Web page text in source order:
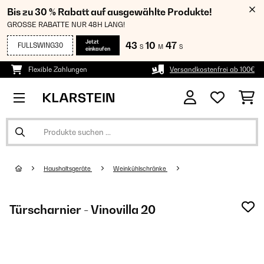
Bis zu 30 % Rabatt auf ausgewählte Produkte!
GROSSE RABATTE NUR 48H LANG!
FULLSWING30
Jetzt
einkaufen
43 S 10 M 46 S
Flexible Zahlungen Versandkostenfrei ab 100€
Haushaltsgeräte Weinkühlschränke
Türscharnier - Vinovilla 20